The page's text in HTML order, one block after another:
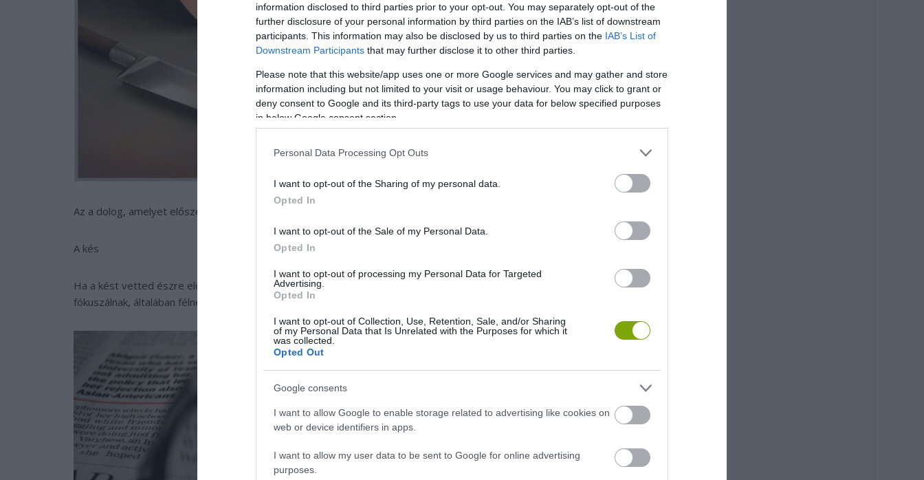
information disclosed to third parties prior to your opt-out. You may separately opt-out of the
further disclosure of your personal information by third parties on the IAB’s list of downstream
participants. This information may also be disclosed by us to third parties on the IAB’s List of
Downstream Participants that may further disclose it to other third parties.
Please note that this website/app uses one or more Google services and may gather and store
information including but not limited to your visit or usage behaviour. You may click to grant or
deny consent to Google and its third-party tags to use your data for below specified purposes
in below Google consent section.
Personal Data Processing Opt Outs
I want to opt-out of the Sharing of my personal data.
Opted In
I want to opt-out of the Sale of my Personal Data.
Opted In
I want to opt-out of processing my Personal Data for Targeted
Advertising.
Opted In
I want to opt-out of Collection, Use, Retention, Sale, and/or Sharing
of my Personal Data that Is Unrelated with the Purposes for which it
was collected.
Opted Out
Google consents
I want to allow Google to enable storage related to advertising like cookies on
web or device identifiers in apps.
I want to allow my user data to be sent to Google for online advertising
purposes.
Az a dolog, amelyet először kiszúrtál rajta, elárulhatja, mitől félsz igazán. Nézzük sorban:
A kés
Ha a kést vetted észre először, akkor titokban valószínűleg a halálos betegségektől rettegsz. Akik a késre
fókuszálnak, általában félnek a szenvedéstől és attól, hogy bármelyik pillanatban meghalhatnak.